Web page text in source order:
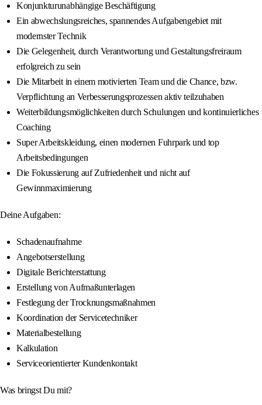
Konjunkturunabhängige Beschäftigung
Ein abwechslungsreiches, spannendes Aufgabengebiet mit
modernster Technik
Die Gelegenheit, durch Verantwortung und Gestaltungsfreiraum
erfolgreich zu sein
Die Mitarbeit in einem motivierten Team und die Chance, bzw.
Verpflichtung an Verbesserungsprozessen aktiv teilzuhaben
Weiterbildungsmöglichkeiten durch Schulungen und kontinuierliches
Coaching
Super Arbeitskleidung, einen modernen Fuhrpark und top
Arbeitsbedingungen
Die Fokussierung auf Zufriedenheit und nicht auf
Gewinnmaximierung
Deine Aufgaben:
Schadenaufnahme
Angebotserstellung
Digitale Berichterstattung
Erstellung von Aufmaßunterlagen
Festlegung der Trocknungsmaßnahmen
Koordination der Servicetechniker
Materialbestellung
Kalkulation
Serviceorientierter Kundenkontakt
Was bringst Du mit?